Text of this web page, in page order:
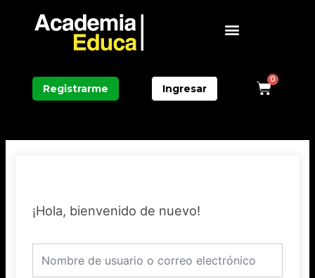
Menú
Registrarme Ingresar
0
¡Hola, bienvenido de nuevo!